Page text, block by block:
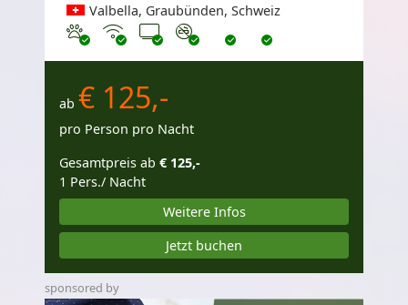
Valbella, Graubünden, Schweiz
Haustiere erlaubt
Internet
TV Nichtraucher
ab € 125,-
pro Person pro Nacht
Gesamtpreis ab € 125,-
1 Pers./ Nacht
Weitere Infos
Jetzt buchen
sponsored by